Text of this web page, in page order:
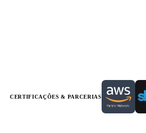
CERTIFICAÇÕES & PARCERIAS